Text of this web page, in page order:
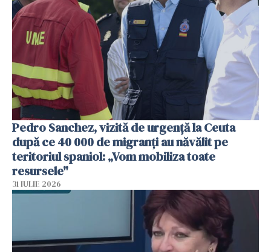
Pedro Sanchez, vizită de urgență la Ceuta
după ce 40 000 de migranți au năvălit pe
teritoriul spaniol: „Vom mobiliza toate
resursele"
31 IULIE 2026